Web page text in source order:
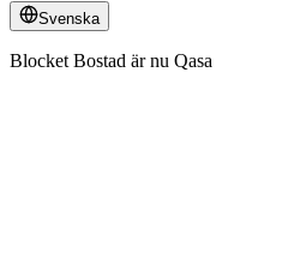
Svenska
Blocket Bostad är nu Qasa